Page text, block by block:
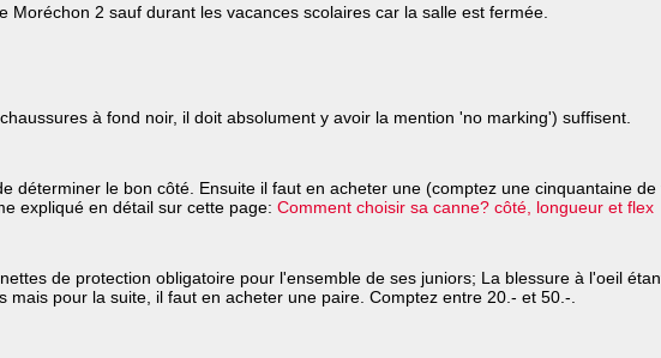
2 sauf durant les vacances scolaires car la salle est fermée.
à fond noir, il doit absolument y avoir la mention 'no marking') suffisent.
déterminer le bon côté. Ensuite il faut en acheter une (comptez une cinquantaine de
expliqué en détail sur cette page: Comment choisir sa canne? côté, longueur et flex
de protection obligatoire pour l'ensemble de ses juniors; La blessure à l'oeil
pour la suite, il faut en acheter une paire. Comptez entre 20.- et 50.-.